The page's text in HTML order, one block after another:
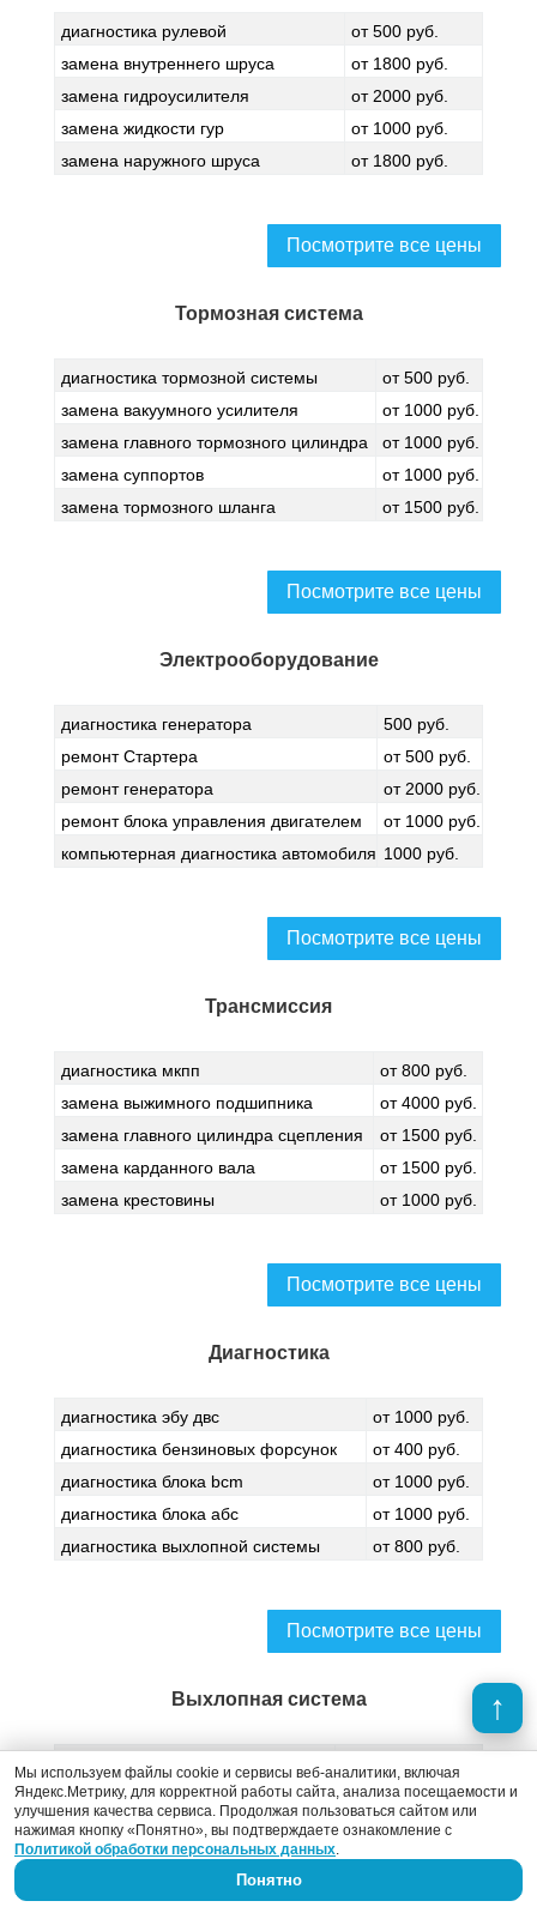
диагностика рулевой
от 500 руб.
замена внутреннего шруса
от 1800 руб.
замена гидроусилителя
от 2000 руб.
замена жидкости гур
от 1000 руб.
замена наружного шруса
от 1800 руб.
Посмотрите все цены
Тормозная система
диагностика тормозной системы
от 500 руб.
замена вакуумного усилителя
от 1000 руб.
замена главного тормозного цилиндра
от 1000 руб.
замена суппортов
от 1000 руб.
замена тормозного шланга
от 1500 руб.
Посмотрите все цены
Электрооборудование
диагностика генератора
500 руб.
ремонт Стартера
от 500 руб.
ремонт генератора
от 2000 руб.
ремонт блока управления двигателем
от 1000 руб.
компьютерная диагностика автомобиля 1000 руб.
Посмотрите все цены
Трансмиссия
диагностика мкпп
от 800 руб.
замена выжимного подшипника
от 4000 руб.
замена главного цилиндра сцепления
от 1500 руб.
замена карданного вала
от 1500 руб.
замена крестовины
от 1000 руб.
Посмотрите все цены
Диагностика
диагностика эбу двс
от 1000 руб.
диагностика бензиновых форсунок
от 400 руб.
диагностика блока bcm
от 1000 руб.
диагностика блока абс
от 1000 руб.
диагностика выхлопной системы
от 800 руб.
Посмотрите все цены
Выхлопная система
ремонт глушителя
сварка глушителей
от 500 руб.
замена резонатора
от 500 руб.
замена приемной трубы
от 1500 руб.
Мы используем файлы cookie и сервисы веб-аналитики, включая
Яндекс.Метрику, для корректной работы сайта, анализа посещаемости и
улучшения качества сервиса. Продолжая пользоваться сайтом или
нажимая кнопку «Понятно», вы подтверждаете ознакомление с
Политикой обработки персональных данных.
Понятно